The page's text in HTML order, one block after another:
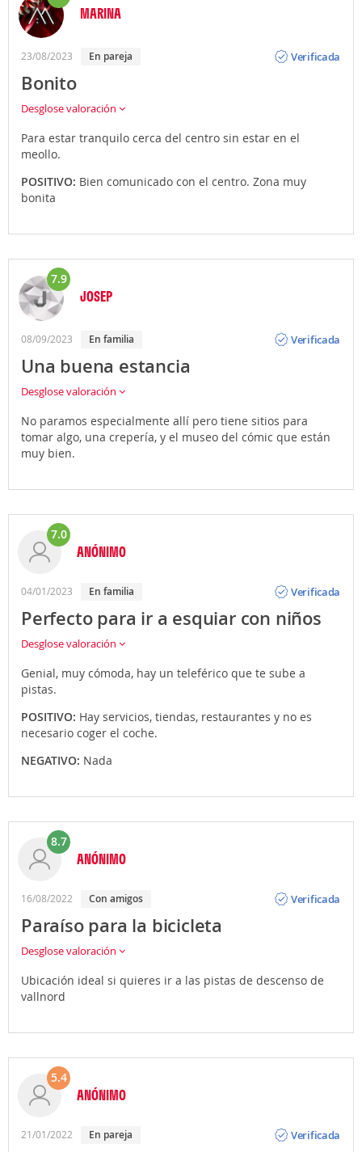
MARINA
23/08/2023 En pareja
Verificada
Bonito
Desglose valoración
Para estar tranquilo cerca del centro sin estar en el
meollo.
POSITIVO: Bien comunicado con el centro. Zona muy
bonita
7.9
JOSEP
08/09/2023 En familia
Verificada
Una buena estancia
Desglose valoración
No paramos especialmente allí pero tiene sitios para
tomar algo, una crepería, y el museo del cómic que están
muy bien.
7.0
ANÓNIMO
04/01/2023 En familia
Verificada
Perfecto para ir a esquiar con niños
Desglose valoración
Genial, muy cómoda, hay un teleférico que te sube a
pistas.
POSITIVO: Hay servicios, tiendas, restaurantes y no es
necesario coger el coche.
NEGATIVO: Nada
8.7
ANÓNIMO
16/08/2022 Con amigos
Verificada
Paraíso para la bicicleta
Desglose valoración
Ubicación ideal si quieres ir a las pistas de descenso de
vallnord
5.4
ANÓNIMO
21/01/2022 En pareja
Verificada